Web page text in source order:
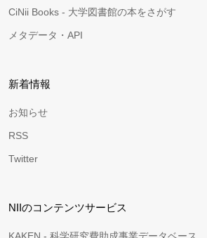
CiNii Books - 大学図書館の本をさがす
メタデータ・API
新着情報
お知らせ
RSS
Twitter
NIIのコンテンツサービス